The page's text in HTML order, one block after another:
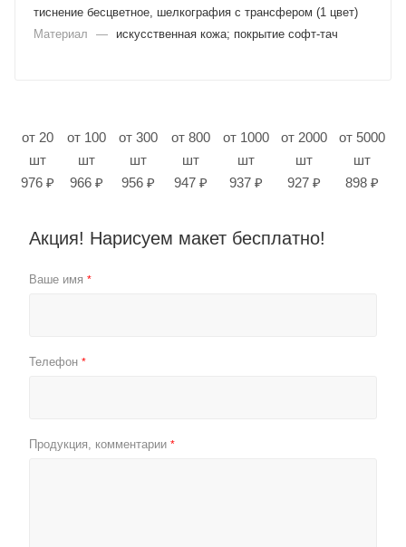
тиснение бесцветное, шелкография с трансфером (1 цвет)
Материал
— искусственная кожа; покрытие софт-тач
от 20
шт
976 ₽
от 100
шт
966 ₽
от 300
шт
956 ₽
от 800
шт
947 ₽
от 1000
шт
937 ₽
от 2000
шт
927 ₽
от 5000
шт
898 ₽
Акция! Нарисуем макет бесплатно!
Ваше имя *
Телефон *
Продукция, комментарии *